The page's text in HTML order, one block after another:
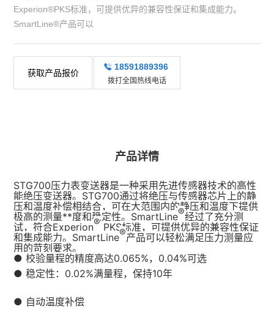
Experion®PKS标准，可提供优异的兼容性保证和集成能力。
SmartLine®产品可以
获取产品报价
18591889396
拨打全国热线电话
产品详情
STG700压力表变送器是一种采用先进传感器技术的高性
能绝压变送器。STG700通过将绝压与传感器芯片上的静
压和温度补偿相结合，可在大范围内的静压和温度下提供
极高的测量**度和稳定性。SmartLine®经过了充分测
试，符合Experion® PKS标准，可提供优异的兼容性保证
和集成能力。SmartLine®产品可以轻松满足压力测量应
用的苛刻要求。
● 校验量程的精度高达0.065%，0.04%可选
● 稳定性：0.02%满量程，保持10年
● 自动温度补偿